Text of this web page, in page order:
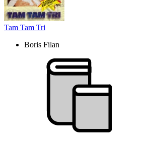
Tam Tam Tri
Boris Filan